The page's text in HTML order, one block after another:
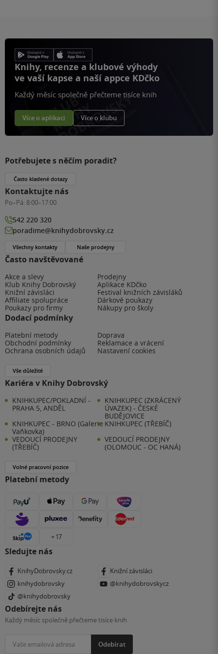
Knihy, recenze a klubové výhody
ve vaší kapse a naší appce KDčko
Každý měsíc společně přečteme tisíce knih
Více o aplikaci Více o klubu
Často navštěvované
Akce a slevy
Prodejny
Klub Knihy Dobrovský
Aplikace KDčko
Knižní závisláci
Festival knižních závisláků
Affiliate spolupráce
Dárkové poukazy
Poukazy pro firmy
Nákupy pro školy
Dodací podmínky
Platební metody
Doprava
Obchodní podmínky
Reklamace a vrácení
Ochrana osobních údajů
Nastavení cookies
Vše důležité
Kariéra v Knihy Dobrovský
KNIHKUPEC/POKLADNÍ -
PRAHA 5, ANDĚL
KNIHKUPEC (ZKRÁCENÝ
ÚVAZEK) - ČESKÉ
BUDĚJOVICE
KNIHKUPEC - BRNO (Galerie
Vaňkovka)
KNIHKUPEC (TŘEBÍČ)
VEDOUCÍ PRODEJNY
(TŘEBÍČ)
VEDOUCÍ PRODEJNY
(OLOMOUC - OC HANÁ)
Volné pracovní pozice
Platební metody
+ 17
Sledujte nás
KnihyDobrovsky.cz
Knižní závisláci
knihydobrovsky
@knihydobrovskycz
@knihydobrovsky
Odebírejte nás
Každý měsíc společně přečteme tisíce knih
Odebírat
Potřebujete s něčím poradit?
Často kladené dotazy
Kontaktujte nás
Po–Pá: 8:00–17:00
542 220 320
poradime@knihydobrovsky.cz
Všechny kontakty Naše prodejny